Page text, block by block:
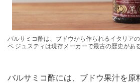
バルサミコ酢は、ブドウから作られるイタリア
ペ ジュスティは現存メーカーで最古の歴史があ
バルサミコ酢には、ブドウ果汁を原